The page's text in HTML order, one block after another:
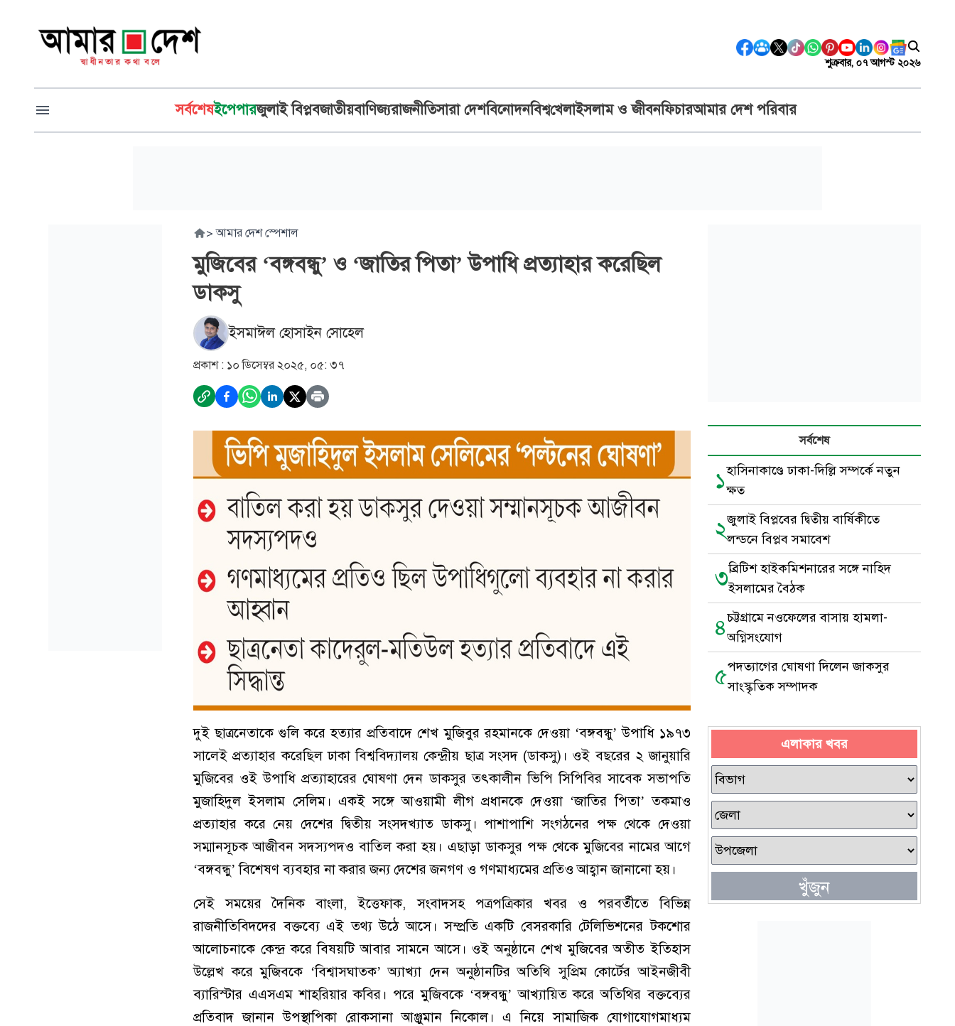
শুক্রবার, ০৭ আগস্ট ২০২৬
সর্বশেষইপেপারজুলাই বিপ্লবজাতীয়বাণিজ্যরাজনীতিসারা দেশবিনোদনবিশ্বখেলাইসলাম ও জীবনফিচারআমার দেশ পরিবার
> আমার দেশ স্পেশাল
মুজিবের ‘বঙ্গবন্ধু’ ও ‘জাতির পিতা’ উপাধি প্রত্যাহার করেছিল
ডাকসু
ইসমাঈল হোসাইন সোহেল
প্রকাশ : ১০ ডিসেম্বর ২০২৫, ০৫: ৩৭
দুই ছাত্রনেতাকে গুলি করে হত্যার প্রতিবাদে শেখ মুজিবুর রহমানকে দেওয়া ‘বঙ্গবন্ধু’ উপাধি ১৯৭৩
সালেই প্রত্যাহার করেছিল ঢাকা বিশ্ববিদ্যালয় কেন্দ্রীয় ছাত্র সংসদ (ডাকসু)। ওই বছরের ২ জানুয়ারি
মুজিবের ওই উপাধি প্রত্যাহারের ঘোষণা দেন ডাকসুর তৎকালীন ভিপি সিপিবির সাবেক সভাপতি
মুজাহিদুল ইসলাম সেলিম। একই সঙ্গে আওয়ামী লীগ প্রধানকে দেওয়া ‘জাতির পিতা’ তকমাও
প্রত্যাহার করে নেয় দেশের দ্বিতীয় সংসদখ্যাত ডাকসু। পাশাপাশি সংগঠনের পক্ষ থেকে দেওয়া
সম্মানসূচক আজীবন সদস্যপদও বাতিল করা হয়। এছাড়া ডাকসুর পক্ষ থেকে মুজিবের নামের আগে
‘বঙ্গবন্ধু’ বিশেষণ ব্যবহার না করার জন্য দেশের জনগণ ও গণমাধ্যমের প্রতিও আহ্বান জানানো হয়।
সেই সময়ের দৈনিক বাংলা, ইত্তেফাক, সংবাদসহ পত্রপত্রিকার খবর ও পরবর্তীতে বিভিন্ন
রাজনীতিবিদদের বক্তব্যে এই তথ্য উঠে আসে। সম্প্রতি একটি বেসরকারি টেলিভিশনের টকশোর
আলোচনাকে কেন্দ্র করে বিষয়টি আবার সামনে আসে। ওই অনুষ্ঠানে শেখ মুজিবের অতীত ইতিহাস
উল্লেখ করে মুজিবকে ‘বিশ্বাসঘাতক’ অ্যাখ্যা দেন অনুষ্ঠানটির অতিথি সুপ্রিম কোর্টের আইনজীবী
ব্যারিস্টার এএসএম শাহরিয়ার কবির। পরে মুজিবকে ‘বঙ্গবন্ধু’ আখ্যায়িত করে অতিথির বক্তব্যের
প্রতিবাদ জানান উপস্থাপিকা রোকসানা আঞ্জুমান নিকোল। এ নিয়ে সামাজিক যোগাযোগমাধ্যম
সর্বশেষ
১হাসিনাকাণ্ডে ঢাকা-দিল্লি সম্পর্কে নতুন
ক্ষত
২জুলাই বিপ্লবের দ্বিতীয় বার্ষিকীতে
লন্ডনে বিপ্লব সমাবেশ
৩ব্রিটিশ হাইকমিশনারের সঙ্গে নাহিদ
ইসলামের বৈঠক
৪চট্টগ্রামে নওফেলের বাসায় হামলা-
অগ্নিসংযোগ
৫পদত্যাগের ঘোষণা দিলেন জাকসুর
সাংস্কৃতিক সম্পাদক
এলাকার খবর
খুঁজুন